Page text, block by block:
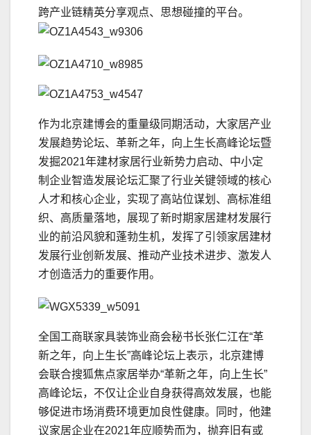
跨产业链精英分享观点、思想碰撞的平台。
作为北京建博会的重量级同期活动，大家居产业
发展趋势论坛、革新之年，向上生长高峰论坛暨
发掘2021年建材家居行业新势力启动、中小定
制企业智造发展论坛汇聚了行业关键领域的核心
人才和核心企业，实现了高站位谋划、高标准组
织、高质量落地，展现了新时期家居建材发展行
业的前沿风貌和蓬勃生机，发挥了引领家居建材
发展行业创新发展、推动产业技术进步、激发人
才创造活力的重要作用。
全国工商联家具装饰业商会秘书长张仁江在“革
新之年，向上生长”高峰论坛上表示，北京建博
会联合搜狐焦点家居举办“革新之年，向上生长”
高峰论坛，不仅让企业自身获得高效发展，也能
够促进市场消费环境更加良性健康。同时，他建
议家居企业在2021年应顺势而为，抛弃旧有或